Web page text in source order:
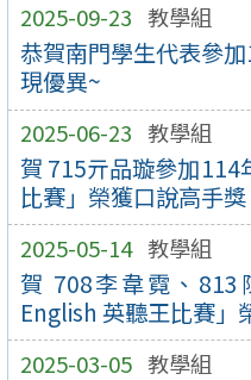
2025-09-23 教學組
恭賀南門學生代表參
現優異~
2025-06-23 教學組
賀 715亓品璇參加
比賽」榮獲口說高手獎
2025-05-14 教學組
賀 708李韋霓、813
English 英聽王比賽」
2025-03-05 教學組